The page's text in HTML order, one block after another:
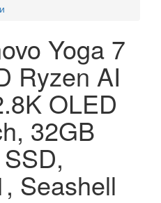
Yoga 7
Ryzen AI
OLED
32GB
Seashell